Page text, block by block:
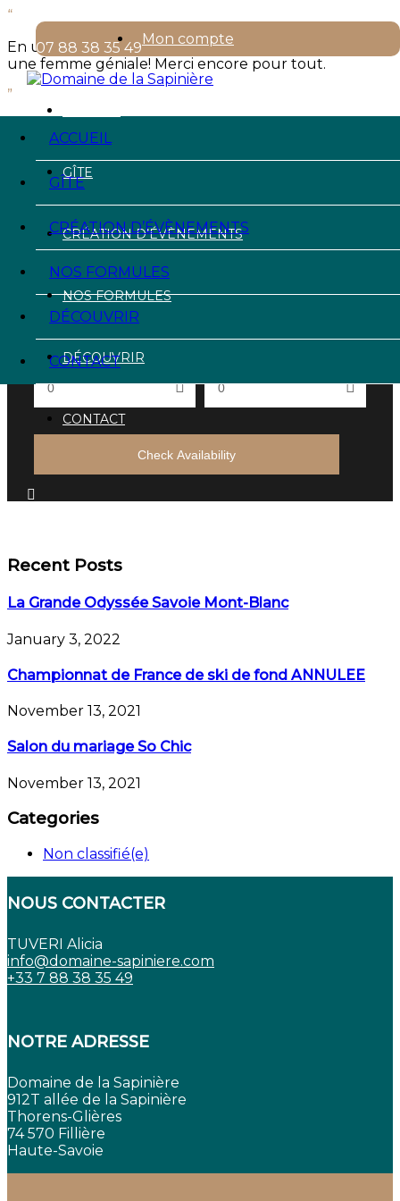
07 88 38 35 49
Mon compte
GÎTE
CRÉATION D’ÉVÈNEMENTS
NOS FORMULES
DÉCOUVRIR
CONTACT
ACCUEIL
GÎTE
CRÉATION D’ÉVÈNEMENTS
NOS FORMULES
DÉCOUVRIR
CONTACT
“
En un mot merveilleux ! Un lieu exceptionnel et Alicia
une femme géniale! Merci encore pour tout.
”
Check In
Check Out
Adulte
Check Availability
Recent Posts
La Grande Odyssée Savoie Mont-Blanc
January 3, 2022
Championnat de France de ski de fond ANNULEE
November 13, 2021
Salon du mariage So Chic
November 13, 2021
Categories
Non classifié(e)
NOUS CONTACTER
TUVERI Alicia
info@domaine-sapiniere.com
+33 7 88 38 35 49
NOTRE ADRESSE
Domaine de la Sapinière
912T allée de la Sapinière
Thorens-Glières
74 570 Fillière
Haute-Savoie